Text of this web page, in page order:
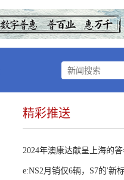
精彩推送
2024年澳康达献呈上海的
e:NS2月销仅6辆，S7的'新